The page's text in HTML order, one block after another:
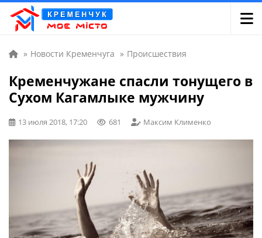
» Новости Кременчуга » Происшествия
Кременчужане спасли тонущего в
Сухом Кагамлыке мужчину
13 июля 2018, 17:20 681 Максим Клименко